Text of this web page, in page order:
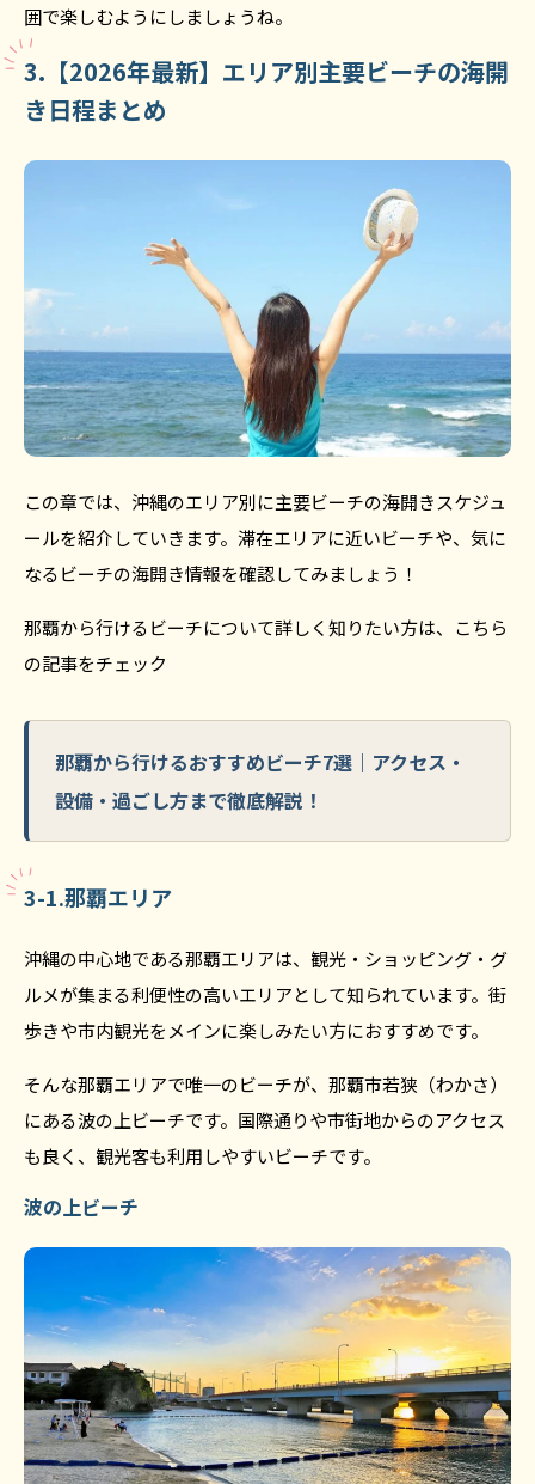
囲で楽しむようにしましょうね。
3.【2026年最新】エリア別主要ビーチの海開
き日程まとめ
この章では、沖縄のエリア別に主要ビーチの海開きスケジュ
ールを紹介していきます。滞在エリアに近いビーチや、気に
なるビーチの海開き情報を確認してみましょう！
那覇から行けるビーチについて詳しく知りたい方は、こちら
の記事をチェック
那覇から行けるおすすめビーチ7選｜アクセス・
設備・過ごし方まで徹底解説！
3-1.那覇エリア
沖縄の中心地である那覇エリアは、観光・ショッピング・グ
ルメが集まる利便性の高いエリアとして知られています。街
歩きや市内観光をメインに楽しみたい方におすすめです。
そんな那覇エリアで唯一のビーチが、那覇市若狭（わかさ）
にある波の上ビーチです。国際通りや市街地からのアクセス
も良く、観光客も利用しやすいビーチです。
波の上ビーチ